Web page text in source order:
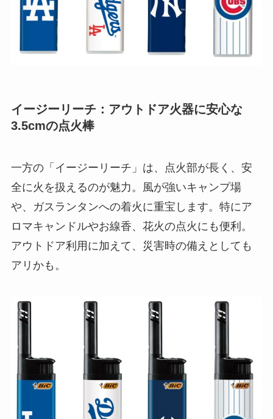
イージーリーチ：アウトドア火器に安心な
3.5cmの点火棒
一方の「イージーリーチ」は、点火部が長く、安
全に火を扱えるのが魅力。風が強いキャンプ場
や、ガスランタンへの着火に重宝します。特にア
ロマキャンドルやお線香、花火の点火にも便利。
アウトドア利用に加えて、災害時の備えとしても
アリかも。